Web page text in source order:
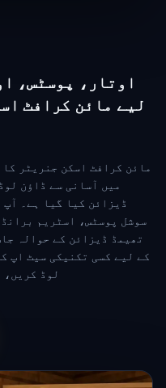
اوتار، پوسٹس،
لیے مائن کرافٹ
میں آسانی سے ڈاؤن
ڈیزائن کیا گیا ہے۔
سوشل پوسٹس، اسٹریم
تھیمڈ ڈیزائن کے حوالہ
کے لیے کسی تکنیکی سیٹ اپ
لوڈ کریں،